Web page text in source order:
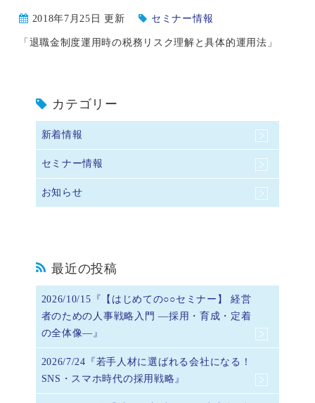
2018年7月25日 更新 セミナー情報
「退職金制度運用時の税務リスク理解と具体的運用法」
カテゴリー
新着情報
セミナー情報
お知らせ
最近の投稿
2026/10/15『【はじめての○○セミナー】 経営
者のための人事戦略入門 ―採用・育成・定着
の全体像―』
2026/7/24『若手人材に選ばれる会社になる！
SNS・スマホ時代の採用戦略』